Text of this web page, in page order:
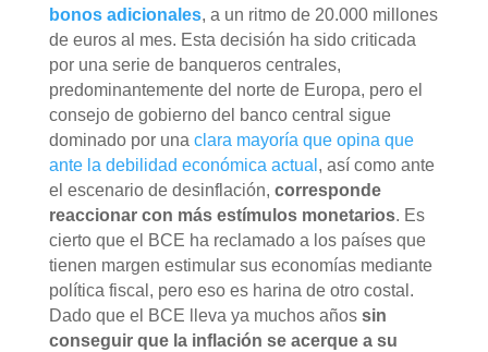
bonos adicionales, a un ritmo de 20.000 millones
de euros al mes. Esta decisión ha sido criticada
por una serie de banqueros centrales,
predominantemente del norte de Europa, pero el
consejo de gobierno del banco central sigue
dominado por una clara mayoría que opina que
ante la debilidad económica actual , así como ante
el escenario de desinflación, corresponde
reaccionar con más estímulos monetarios. Es
cierto que el BCE ha reclamado a los países que
tienen margen estimular sus economías mediante
política fiscal, pero eso es harina de otro costal.
Dado que el BCE lleva ya muchos años sin
conseguir que la inflación se acerque a su